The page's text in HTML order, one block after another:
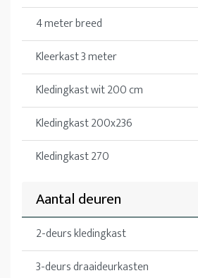
4 meter breed
Kleerkast 3 meter
Kledingkast wit 200 cm
Kledingkast 200x236
Kledingkast 270
Aantal deuren
2-deurs kledingkast
3-deurs draaideurkasten